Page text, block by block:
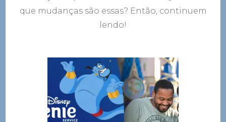
que mudanças são essas? Então, continuem
lendo!